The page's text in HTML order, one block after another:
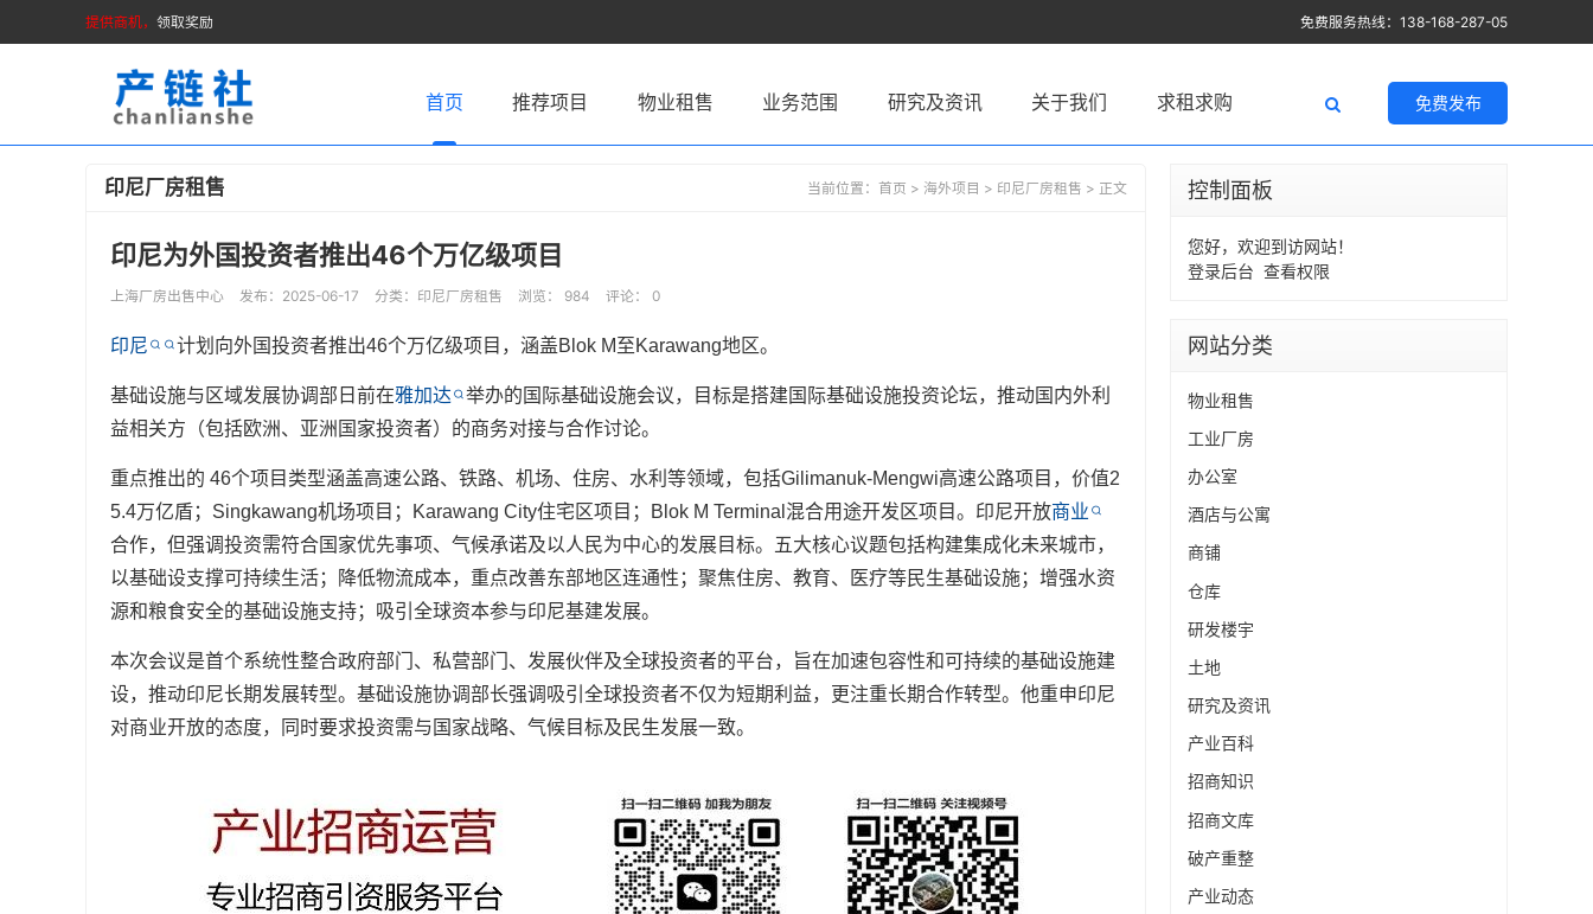
提供商机， 领取奖励 免费服务热线：138-168-287-05
首页 推荐项目 物业租售 业务范围 研究及资讯 关于我们 求租求购 免费发布
印尼厂房租售 当前位置： 首页 > 海外项目 > 印尼厂房租售 > 正文
印尼为外国投资者推出46个万亿级项目
上海厂房出售中心 发布：2025-06-17 分类： 印尼厂房租售 浏览： 984 评论： 0
印尼 计划向外国投资者推出46个万亿级项目，涵盖Blok M至Karawang地区。
基础设施与区域发展协调部日前在雅加达
举办的国际基础设施会议，目标是搭建国际基础设施投资论坛，推动国内外利
益相关方（包括欧洲、亚洲国家投资者）的商务对接与合作讨论。
重点推出的 46个项目类型涵盖高速公路、铁路、机场、住房、水利等领域，包括Gilimanuk-Mengwi高速公路项目，价值2
5.4万亿盾；Singkawang机场项目；Karawang City住宅区项目；Blok M Terminal混合用途开发区项目。印尼开放商业
合作，但强调投资需符合国家优先事项、气候承诺及以人民为中心的发展目标。五大核心议题包括构建集成化未来城市，
以基础设支撑可持续生活；降低物流成本，重点改善东部地区连通性；聚焦住房、教育、医疗等民生基础设施；增强水资
源和粮食安全的基础设施支持；吸引全球资本参与印尼基建发展。
本次会议是首个系统性整合政府部门、私营部门、发展伙伴及全球投资者的平台，旨在加速包容性和可持续的基础设施建
设，推动印尼长期发展转型。基础设施协调部长强调吸引全球投资者不仅为短期利益，更注重长期合作转型。他重申印尼
对商业开放的态度，同时要求投资需与国家战略、气候目标及民生发展一致。
控制面板
您好，欢迎到访网站！
登录后台 查看权限
网站分类
物业租售
工业厂房
办公室
酒店与公寓
商铺
仓库
研发楼宇
土地
研究及资讯
产业百科
招商知识
招商文库
破产重整
产业动态